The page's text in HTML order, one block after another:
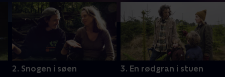
2. Snogen i søen 3. En rødgran i stuen